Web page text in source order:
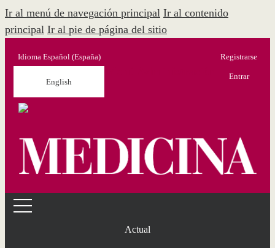
Ir al menú de navegación principal Ir al contenido
principal Ir al pie de página del sitio
Idioma Español (España)
English
Registrarse
Entrar
Actual